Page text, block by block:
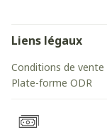
Liens légaux
Conditions de vente
Plate-forme ODR